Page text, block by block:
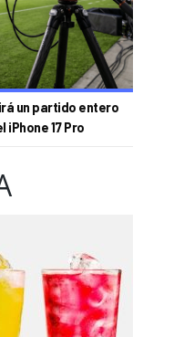
un partido entero
iPhone 17 Pro